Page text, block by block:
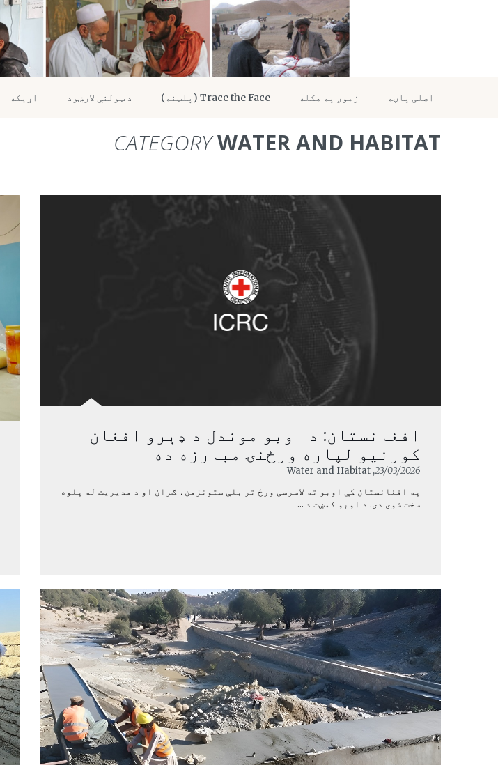
اصلی پاڼه زموږ په هکله Trace the Face (پلټنه) د ټولنې لارښود اړیکه
CATEGORYWATER AND HABITAT
افغانستان: د اوبو موندل د ډېرو افغان
کورنیو لپاره ورځنۍ مبارزه ده
23/03/2026
, Water and Habitat
په افغانستان کې اوبو ته لاسرسی ورځ تر بلې ستونزمن، ګران او د مدیریت له پلوه
سخت شوی دی. د اوبو کمښت د ...